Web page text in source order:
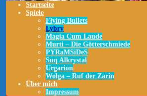
Startseite
Spiele
Flying Bullets
Lybry
Magia Cum Laude
Murti – Die Götterschmiede
PYRaMSiDeS
Suq Alkrystal
Urgarion
Wolga – Ruf der Zarin
Über mich
Impressum